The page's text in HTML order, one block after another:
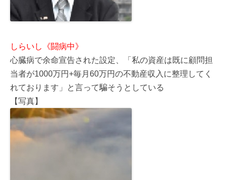
しらいし《闘病中》
心臓病で余命宣告された設定、「私の資産は既に顧問担
当者が1000万円+毎月60万円の不動産収入に整理してく
れております」と言って騙そうとしている
【写真】